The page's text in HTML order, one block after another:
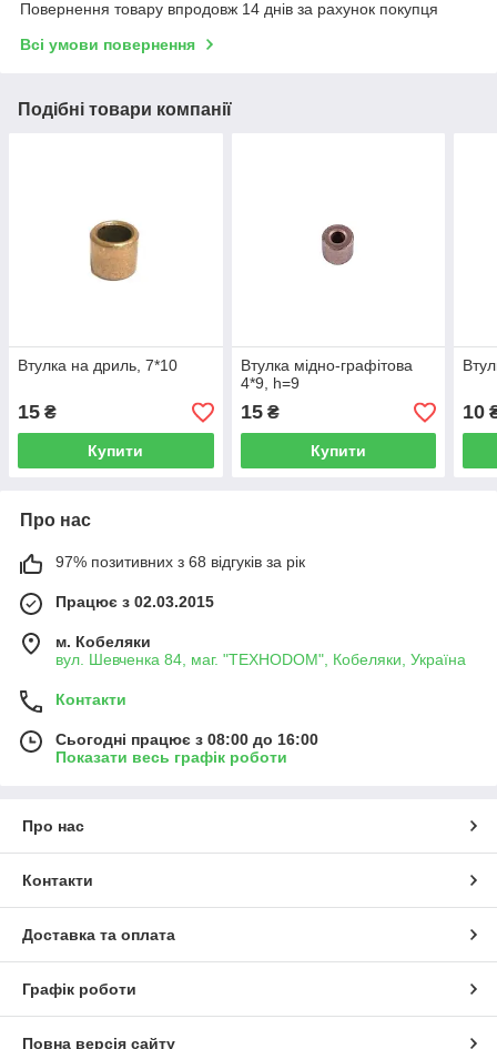
Повернення товару впродовж 14 днів за рахунок покупця
Всі умови повернення
Подібні товари компанії
Втулка на дриль, 7*10
15 ₴
Купити
Втулка мідно-графітова
4*9, h=9
15₴
Купити
10
Про нас
97% позитивних з 68 відгуків за рік
Працює з 02.03.2015
м. Кобеляки
вул. Шевченка 84, маг. "ТЕХНОDOM", Кобеляки, Україна
Контакти
Сьогодні працює з 08:00 до 16:00
Показати весь графік роботи
Про нас
Контакти
Доставка та оплата
Графік роботи
Повна версія сайту